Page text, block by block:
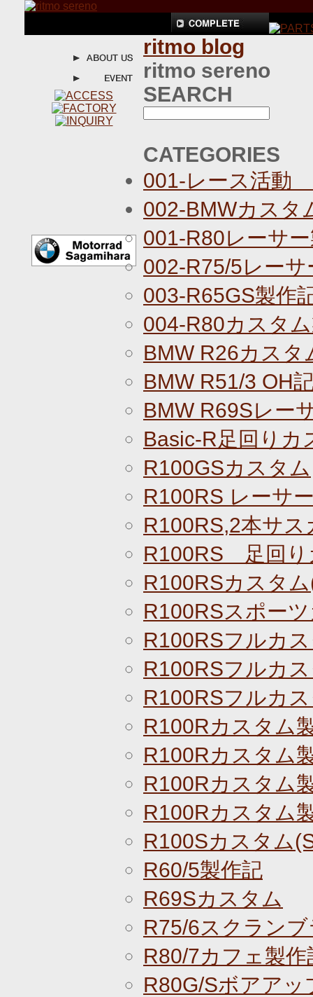
ritmo blog
ritmo sereno
SEARCH
CATEGORIES
001-レース活動
002-BMWカスタ
001-R80レーサ
002-R75/5レーサ
003-R65GS製作
004-R80カスタ
BMW R26カスタ
BMW R51/3 OH
BMW R69Sレー
Basic-R足回りカ
R100GSカスタム
R100RS レーサ
R100RS,2本サス
R100RS 足回り
R100RSカスタ
R100RSスポー
R100RSフルカ
R100RSフルカ
R100RSフルカ
R100Rカスタム
R100Rカスタム
R100Rカスタム
R100Rカスタム
R100Sカスタム
R60/5製作記
R69Sカスタム
R75/6スクラン
R80/7カフェ製作
R80G/Sボアアッ